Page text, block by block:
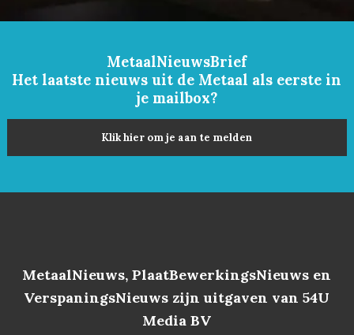
MetaalNieuwsBrief
Het laatste nieuws uit de Metaal als eerste in
je mailbox?
Klik hier om je aan te melden
MetaalNieuws, PlaatBewerkingsNieuws en
VerspaningsNieuws zijn uitgaven van 54U
Media BV